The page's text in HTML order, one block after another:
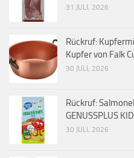
31 JULI, 2026
Rückruf:
Kupfer von Falk
30 JULI, 2026
Rückruf:
GENUSSPLUS
30 JULI, 2026